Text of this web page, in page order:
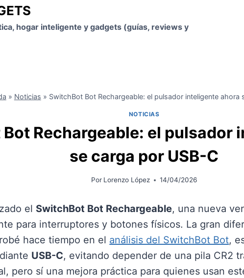
hogar inteligente y gadgets (guías, reviews y
» Noticias » SwitchBot Bot Rechargeable: el pulsador inteligente ahora
NOTICIAS
Rechargeable: el pulsador
se carga por USB-C
Por Lorenzo López 14/04/2026
el SwitchBot Bot Rechargeable, una nueva
para interruptores y botones físicos. La gran
hace tiempo en el análisis del SwitchBot Bot,
USB-C, evitando depender de una pila CR2
pero sí una mejora práctica para quienes usan